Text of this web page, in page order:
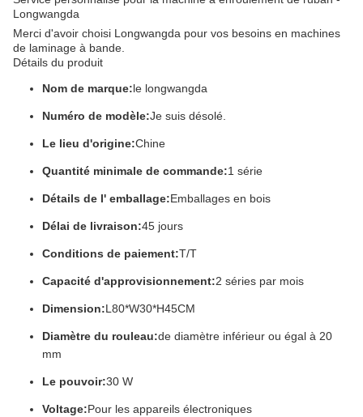
Longwangda
Merci d'avoir choisi Longwangda pour vos besoins en machines
de laminage à bande.
Détails du produit
Nom de marque:le longwangda
Numéro de modèle:Je suis désolé.
Le lieu d'origine:Chine
Quantité minimale de commande:1 série
Détails de l' emballage:Emballages en bois
Délai de livraison:45 jours
Conditions de paiement:T/T
Capacité d'approvisionnement:2 séries par mois
Dimension:L80*W30*H45CM
Diamètre du rouleau:de diamètre inférieur ou égal à 20
mm
Le pouvoir:30 W
Voltage:Pour les appareils électroniques